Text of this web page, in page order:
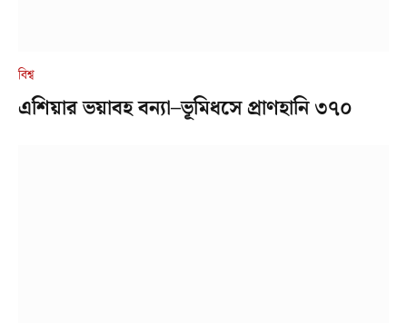
বিশ্ব
এশিয়ার ভয়াবহ বন্যা–ভূমিধসে প্রাণহানি ৩৭০